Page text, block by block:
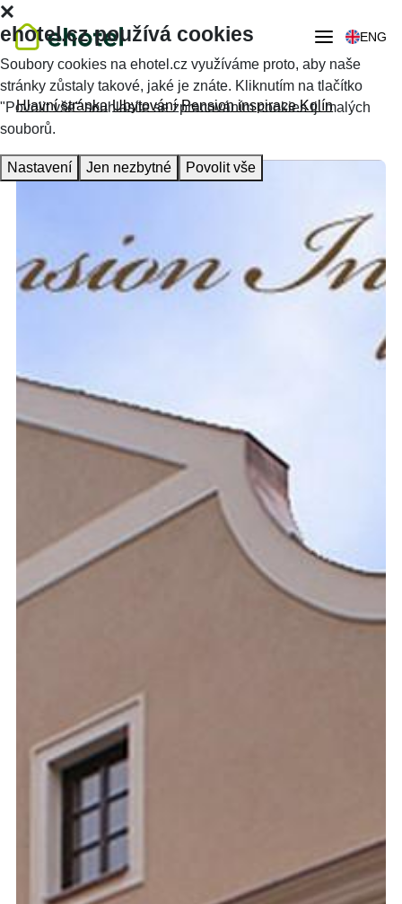
ENG
Hlavní stránka Ubytování Pension inspirace Kolín
ehotel.cz používá cookies
Soubory cookies na ehotel.cz využíváme proto, aby naše
stránky zůstaly takové, jaké je znáte. Kliknutím na tlačítko
"Povolit vše" souhlasíte se zpracováním cookies tj. malých
souborů.
Nastavení Jen nezbytné Povolit vše